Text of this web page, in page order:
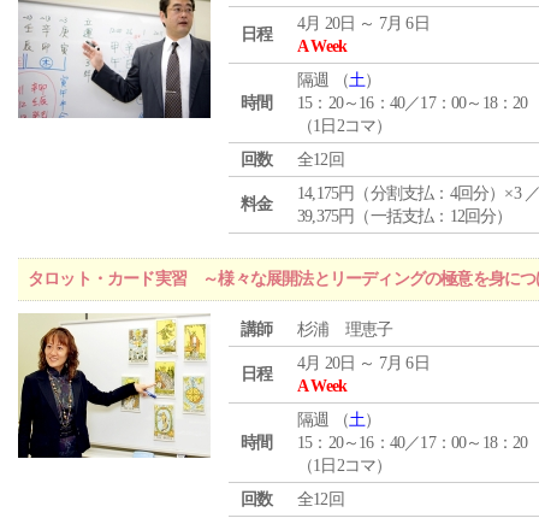
日程
4月 20日 ～ 7月 6日
A Week
時間
隔週 （土）
15：20～16：40／17：00～18：20
（1日2コマ）
回数
全12回
料金
14,175円（分割支払：4回分）×3
39,375円（一括支払：12回分）
タロット・カード実習 ～様々な展開法とリーディングの極意を身につ
講師 杉浦 理恵子
日程
4月 20日 ～ 7月 6日
A Week
時間
隔週 （土）
15：20～16：40／17：00～18：20
（1日2コマ）
回数
全12回